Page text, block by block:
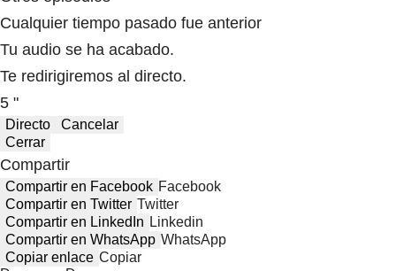
Cualquier tiempo pasado fue anterior
Tu audio se ha acabado.
Te redirigiremos al directo.
5 "
Directo
Cancelar
Cerrar
Compartir
Compartir en Facebook Facebook
Compartir en Twitter Twitter
Compartir en LinkedIn Linkedin
Compartir en WhatsApp WhatsApp
Copiar enlace Copiar